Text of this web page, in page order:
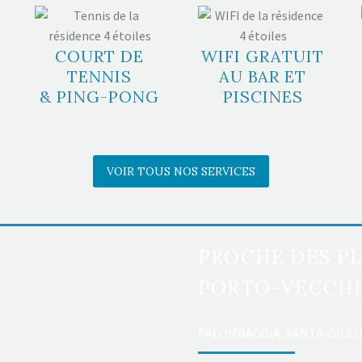
COURT DE
TENNIS
& PING-PONG
WIFI GRATUIT
AU BAR ET
PISCINES
VOIR TOUS NOS SERVICES